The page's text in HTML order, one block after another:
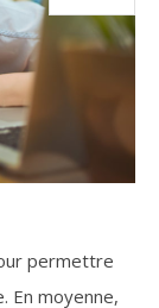
permettre
En moyenne,